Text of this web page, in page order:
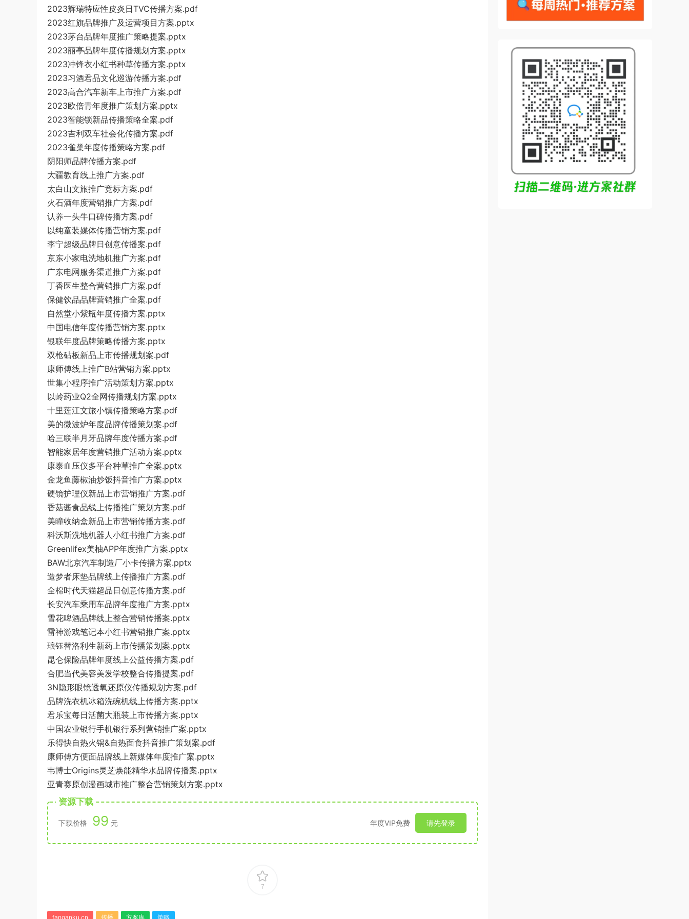
2023辉瑞特应性皮炎日TVC传播方案.pdf
2023红旗品牌推广及运营项目方案.pptx
2023茅台品牌年度推广策略提案.pptx
2023丽亭品牌年度传播规划方案.pptx
2023冲锋衣小红书种草传播方案.pptx
2023习酒君品文化巡游传播方案.pdf
2023高合汽车新车上市推广方案.pdf
2023欧倍青年度推广策划方案.pptx
2023智能锁新品传播策略全案.pdf
2023吉利双车社会化传播方案.pdf
2023雀巢年度传播策略方案.pdf
阴阳师品牌传播方案.pdf
大疆教育线上推广方案.pdf
太白山文旅推广竞标方案.pdf
火石酒年度营销推广方案.pdf
认养一头牛口碑传播方案.pdf
以纯童装媒体传播营销方案.pdf
李宁超级品牌日创意传播案.pdf
京东小家电洗地机推广方案.pdf
广东电网服务渠道推广方案.pdf
丁香医生整合营销推广方案.pdf
保健饮品品牌营销推广全案.pdf
自然堂小紫瓶年度传播方案.pptx
中国电信年度传播营销方案.pptx
银联年度品牌策略传播方案.pptx
双枪砧板新品上市传播规划案.pdf
康师傅线上推广B站营销方案.pptx
世集小程序推广活动策划方案.pptx
以岭药业Q2全网传播规划方案.pptx
十里莲江文旅小镇传播策略方案.pdf
美的微波炉年度品牌传播策划案.pdf
哈三联半月牙品牌年度传播方案.pdf
智能家居年度营销推广活动方案.pptx
康泰血压仪多平台种草推广全案.pptx
金龙鱼藤椒油炒饭抖音推广方案.pptx
硬镜护理仪新品上市营销推广方案.pdf
香菇酱食品线上传播推广策划方案.pdf
美瞳收纳盒新品上市营销传播方案.pdf
科沃斯洗地机器人小红书推广方案.pdf
Greenlifex美柚APP年度推广方案.pptx
BAW北京汽车制造厂小卡传播方案.pptx
造梦者床垫品牌线上传播推广方案.pdf
全棉时代天猫超品日创意传播方案.pdf
长安汽车乘用车品牌年度推广方案.pptx
雪花啤酒品牌线上整合营销传播案.pptx
雷神游戏笔记本小红书营销推广案.pptx
琅钰替洛利生新药上市传播策划案.pptx
昆仑保险品牌年度线上公益传播方案.pdf
合肥当代美容美发学校整合传播提案.pdf
3N隐形眼镜透氧还原仪传播规划方案.pdf
品牌洗衣机冰箱洗碗机线上传播方案.pptx
君乐宝每日活菌大瓶装上市传播方案.pptx
中国农业银行手机银行系列营销推广案.pptx
乐得快自热火锅&自热面食抖音推广策划案.pdf
康师傅方便面品牌线上新媒体年度推广案.pptx
韦博士Origins灵芝焕能精华水品牌传播案.pptx
亚青赛原创漫画城市推广整合营销策划方案.pptx
资源下载
下载价格 99 元 年度VIP免费 请先登录
7
fanganku.cn 传播 方案库 策略